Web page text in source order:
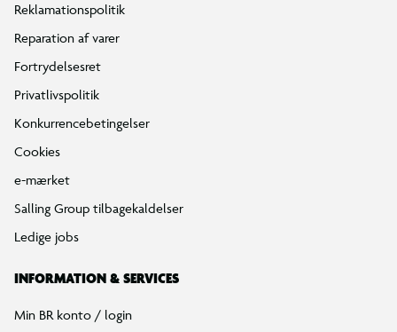
Reklamationspolitik
Reparation af varer
Fortrydelsesret
Privatlivspolitik
Konkurrencebetingelser
Cookies
e-mærket
Salling Group tilbagekaldelser
Ledige jobs
INFORMATION & SERVICES
Min BR konto / login